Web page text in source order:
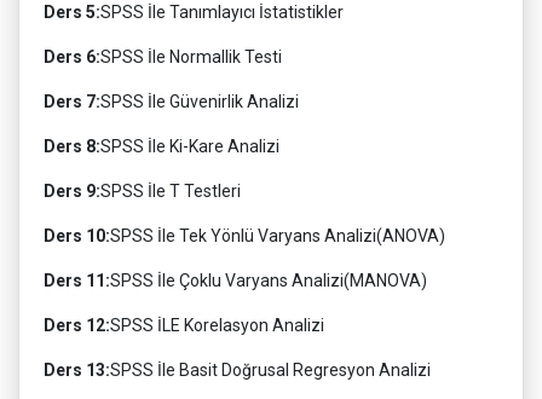
Ders 5:SPSS İle Tanımlayıcı İstatistikler
Ders 6:SPSS İle Normallik Testi
Ders 7:SPSS İle Güvenirlik Analizi
Ders 8:SPSS İle Ki-Kare Analizi
Ders 9:SPSS İle T Testleri
Ders 10:SPSS İle Tek Yönlü Varyans Analizi(ANOVA)
Ders 11:SPSS İle Çoklu Varyans Analizi(MANOVA)
Ders 12:SPSS İLE Korelasyon Analizi
Ders 13:SPSS İle Basit Doğrusal Regresyon Analizi